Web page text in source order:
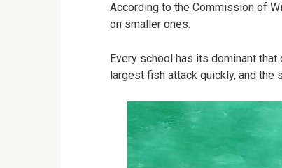
According to the Commission of
on smaller ones.
Every school has its dominant
largest fish attack quickly, and